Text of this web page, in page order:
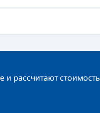
рассчитают стоимость